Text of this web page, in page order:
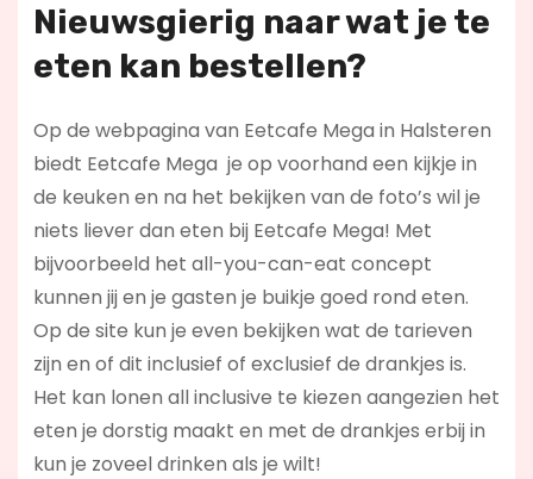
Nieuwsgierig naar wat je te
eten kan bestellen?
Op de webpagina van Eetcafe Mega in Halsteren
biedt Eetcafe Mega je op voorhand een kijkje in
de keuken en na het bekijken van de foto’s wil je
niets liever dan eten bij Eetcafe Mega! Met
bijvoorbeeld het all-you-can-eat concept
kunnen jij en je gasten je buikje goed rond eten.
Op de site kun je even bekijken wat de tarieven
zijn en of dit inclusief of exclusief de drankjes is.
Het kan lonen all inclusive te kiezen aangezien het
eten je dorstig maakt en met de drankjes erbij in
kun je zoveel drinken als je wilt!